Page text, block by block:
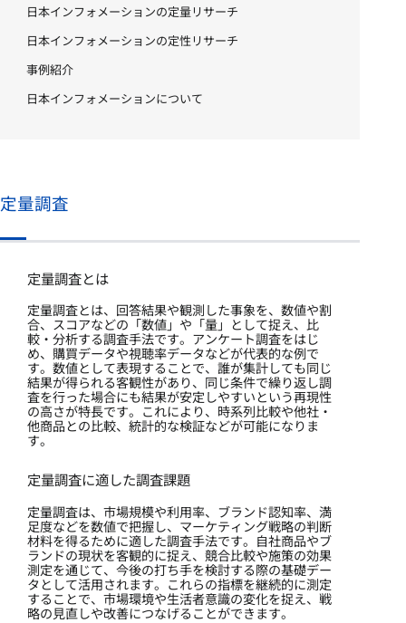
日本インフォメーションの定量リサーチ
日本インフォメーションの定性リサーチ
事例紹介
日本インフォメーションについて
定量調査
定量調査とは
定量調査とは、回答結果や観測した事象を、数値や割
合、スコアなどの「数値」や「量」として捉え、比
較・分析する調査手法です。アンケート調査をはじ
め、購買データや視聴率データなどが代表的な例で
す。数値として表現することで、誰が集計しても同じ
結果が得られる客観性があり、同じ条件で繰り返し調
査を行った場合にも結果が安定しやすいという再現性
の高さが特長です。これにより、時系列比較や他社・
他商品との比較、統計的な検証などが可能になりま
す。
定量調査に適した調査課題
定量調査は、市場規模や利用率、ブランド認知率、満
足度などを数値で把握し、マーケティング戦略の判断
材料を得るために適した調査手法です。自社商品やブ
ランドの現状を客観的に捉え、競合比較や施策の効果
測定を通じて、今後の打ち手を検討する際の基礎デー
タとして活用されます。これらの指標を継続的に測定
することで、市場環境や生活者意識の変化を捉え、戦
略の見直しや改善につなげることができます。